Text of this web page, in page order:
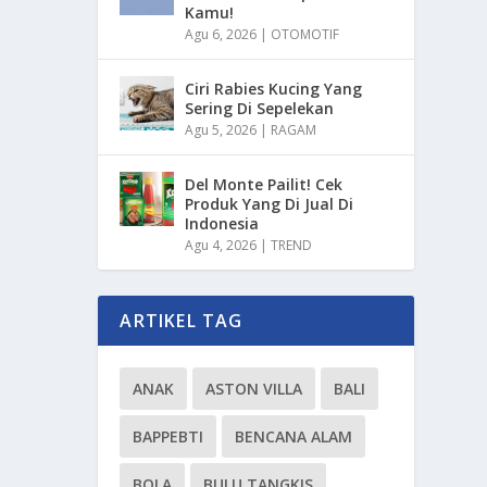
Kamu!
Agu 6, 2026 | OTOMOTIF
Ciri Rabies Kucing Yang
Sering Di Sepelekan
Agu 5, 2026 | RAGAM
Del Monte Pailit! Cek
Produk Yang Di Jual Di
Indonesia
Agu 4, 2026 |TREND
ARTIKEL TAG
ANAK ASTON VILLA BALI
BAPPEBTI BENCANA ALAM